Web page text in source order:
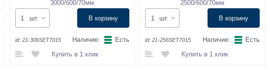
шт В корзину
id: 21-306SET7015 Наличие:
Есть
Купить в 1 клик
шт В корзину
id:21-256SET7015 Наличие:
Есть
Купить в 1 клик